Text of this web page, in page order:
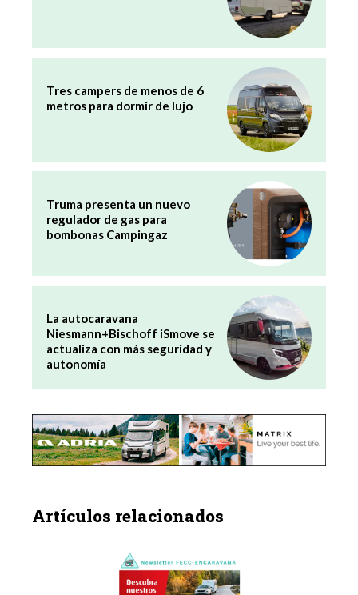
Tres campers de menos de 6
metros para dormir de lujo
Truma presenta un nuevo
regulador de gas para
bombonas Campingaz
La autocaravana
Niesmann+Bischoff iSmove se
actualiza con más seguridad y
autonomía
Artículos relacionados